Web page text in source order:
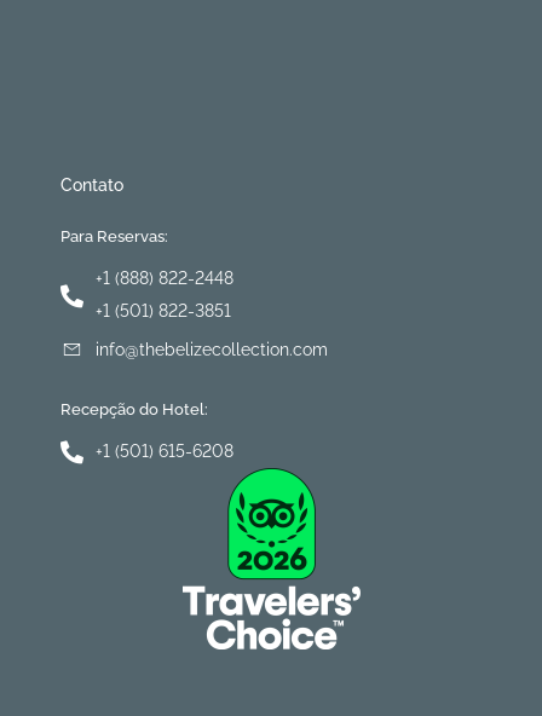
Contato
Para Reservas:
+1 (888) 822-2448
+1 (501) 822-3851
info@thebelizecollection.com
Recepção do Hotel:
+1 (501) 615-6208